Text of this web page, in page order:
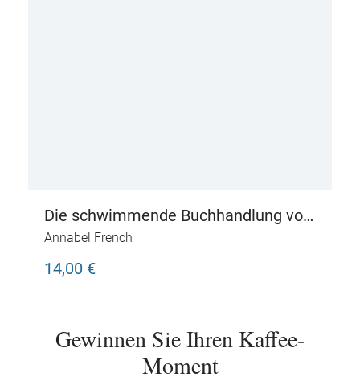
Die schwimmende Buchhandlung von
Venedig
Annabel French
14,00 €
Gewinnen Sie Ihren Kaffee-
Moment